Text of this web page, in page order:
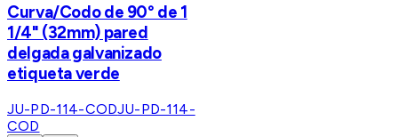
Curva/Codo de 90° de 1
1/4" (32mm) pared
delgada galvanizado
etiqueta verde
JU-PD-114-CODJU-PD-114-
COD